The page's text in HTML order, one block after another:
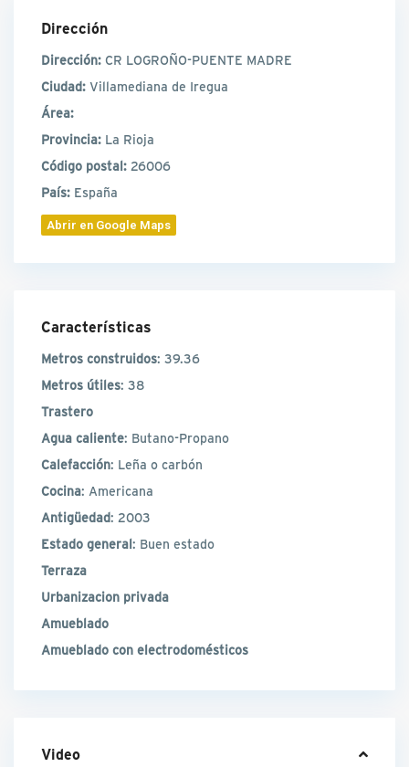
Dirección
Dirección: CR LOGROÑO-PUENTE MADRE
Ciudad: Villamediana de Iregua
Área:
Provincia: La Rioja
Código postal: 26006
País: España
Abrir en Google Maps
Características
Metros construidos: 39.36
Metros útiles: 38
Trastero
Agua caliente: Butano-Propano
Calefacción: Leña o carbón
Cocina: Americana
Antigüedad: 2003
Estado general: Buen estado
Terraza
Urbanizacion privada
Amueblado
Amueblado con electrodomésticos
Video